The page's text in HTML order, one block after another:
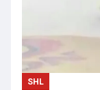
SHL